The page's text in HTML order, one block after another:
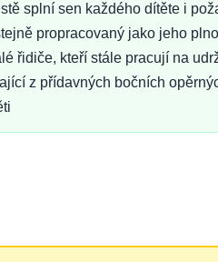
splní sen každého dítěte i
propracovaný jako jeho
řidiče, kteří stále pracují na
z přídavných bočních